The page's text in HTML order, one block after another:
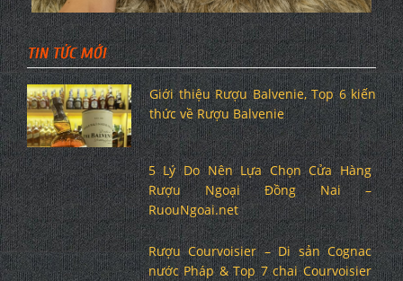
TIN TỨC MỚI
Giới thiệu Rượu Balvenie, Top 6 kiến
thức về Rượu Balvenie
5 Lý Do Nên Lựa Chọn Cửa Hàng
Rượu Ngoại Đồng Nai –
RuouNgoai.net
Rượu Courvoisier – Di sản Cognac
nước Pháp & Top 7 chai Courvoisier